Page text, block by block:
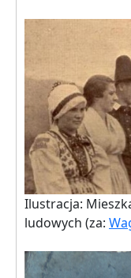
Ilustracja:
ludowych (za: